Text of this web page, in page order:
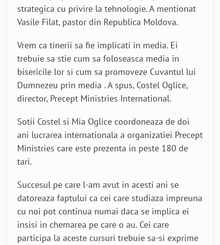
strategica cu privire la tehnologie. A mentionat
Vasile Filat, pastor din Republica Moldova.
Vrem ca tinerii sa fie implicati in media. Ei
trebuie sa stie cum sa foloseasca media in
bisericile lor si cum sa promoveze Cuvantul lui
Dumnezeu prin media . A spus, Costel Oglice,
director, Precept Ministries International.
Sotii Costel si Mia Oglice coordoneaza de doi
ani lucrarea internationala a organizatiei Precept
Ministries care este prezenta in peste 180 de
tari.
Succesul pe care l-am avut in acesti ani se
datoreaza faptului ca cei care studiaza impreuna
cu noi pot continua numai daca se implica ei
insisi in chemarea pe care o au. Cei care
participa la aceste cursuri trebuie sa-si exprime